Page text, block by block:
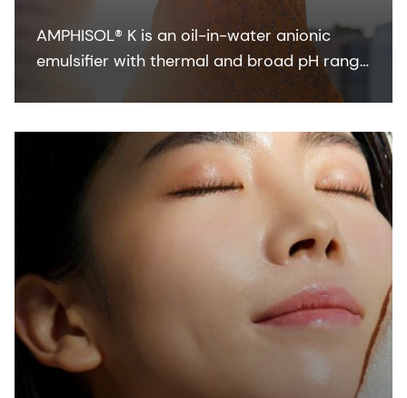
AMPHISOL® K is an oil-in-water anionic
emulsifier with thermal and broad pH range
stability to formulate in sun care, skin care,